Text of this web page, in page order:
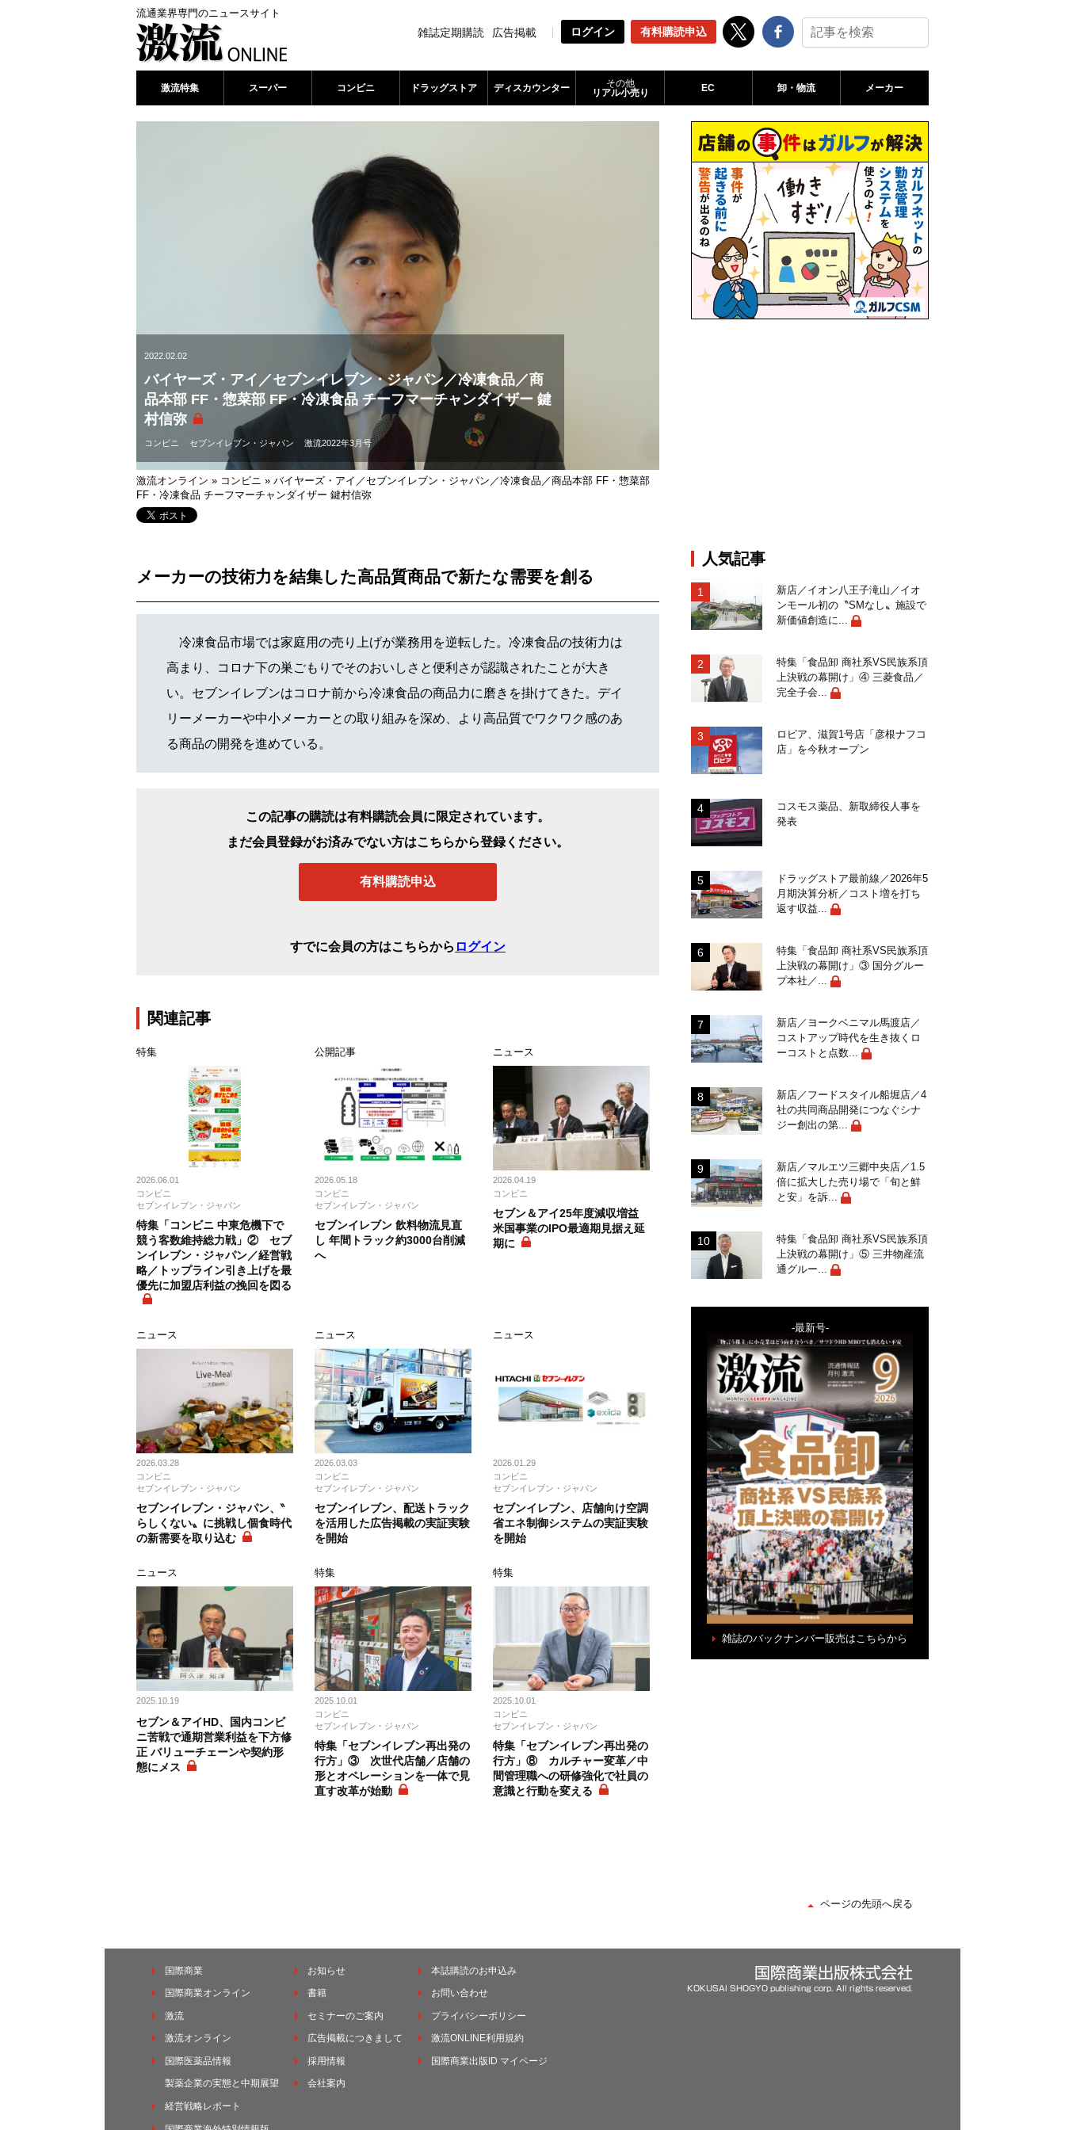
流通業界専門のニュースサイト
雑誌定期購読 広告掲載 ログイン 有料購読申込
激流特集 スーパー コンビニ ドラッグストア ディスカウンター
その他
リアル小売り
EC 卸・物流 メーカー
2022.02.02
バイヤーズ・アイ／セブンイレブン・ジャパン／冷凍食品／商
品本部 FF・惣菜部 FF・冷凍食品 チーフマーチャンダイザー 鍵
村信弥
コンビニ セブンイレブン・ジャパン 激流2022年3月号
激流オンライン » コンビニ » バイヤーズ・アイ／セブンイレブン・ジャパン／冷凍食品／商品本部 FF・惣菜部
FF・冷凍食品 チーフマーチャンダイザー 鍵村信弥
メーカーの技術力を結集した高品質商品で新たな需要を創る
冷凍食品市場では家庭用の売り上げが業務用を逆転した。冷凍食品の技術力は
高まり、コロナ下の巣ごもりでそのおいしさと便利さが認識されたことが大き
い。セブンイレブンはコロナ前から冷凍食品の商品力に磨きを掛けてきた。デイ
リーメーカーや中小メーカーとの取り組みを深め、より高品質でワクワク感のあ
る商品の開発を進めている。
この記事の購読は有料購読会員に限定されています。
まだ会員登録がお済みでない方はこちらから登録ください。
有料購読申込
すでに会員の方はこちらから ログイン
関連記事
特集
2026.06.01
コンビニ
セブンイレブン・ジャパン
特集「コンビニ 中東危機下で
競う客数維持総力戦」② セブ
ンイレブン・ジャパン／経営戦
略／トップライン引き上げを最
優先に加盟店利益の挽回を図る
公開記事
2026.05.18
コンビニ
セブンイレブン・ジャパン
セブンイレブン 飲料物流見直
し 年間トラック約3000台削減
へ
ニュース
2026.04.19
コンビニ
セブン＆アイ25年度減収増益
米国事業のIPO最適期見据え延
期に
ニュース
2026.03.28
コンビニ
セブンイレブン・ジャパン
セブンイレブン・ジャパン、‶
らしくない〟に挑戦し個食時代
の新需要を取り込む
ニュース
2026.03.03
コンビニ
セブンイレブン・ジャパン
セブンイレブン、配送トラック
を活用した広告掲載の実証実験
を開始
ニュース
2026.01.29
コンビニ
セブンイレブン・ジャパン
セブンイレブン、店舗向け空調
省エネ制御システムの実証実験
を開始
ニュース
2025.10.19
セブン＆アイHD、国内コンビ
ニ苦戦で通期営業利益を下方修
正 バリューチェーンや契約形
態にメス
特集
2025.10.01
コンビニ
セブンイレブン・ジャパン
特集「セブンイレブン再出発の
行方」③ 次世代店舗／店舗の
形とオペレーションを一体で見
直す改革が始動
特集
2025.10.01
コンビニ
セブンイレブン・ジャパン
特集「セブンイレブン再出発の
行方」⑧ カルチャー変革／中
間管理職への研修強化で社員の
意識と行動を変える
人気記事
新店／イオン八王子滝山／イオ
ンモール初の〝SMなし〟施設で
新価値創造に...
特集「食品卸 商社系VS民族系頂
上決戦の幕開け」④ 三菱食品／
完全子会...
ロピア、滋賀1号店「彦根ナフコ
店」を今秋オープン
コスモス薬品、新取締役人事を
発表
ドラッグストア最前線／2026年5
月期決算分析／コスト増を打ち
返す収益...
特集「食品卸 商社系VS民族系頂
上決戦の幕開け」③ 国分グルー
プ本社／...
新店／ヨークベニマル馬渡店／
コストアップ時代を生き抜くロ
ーコストと点数...
新店／フードスタイル船堀店／4
社の共同商品開発につなぐシナ
ジー創出の第...
新店／マルエツ三郷中央店／1.5
倍に拡大した売り場で「旬と鮮
と安」を訴...
特集「食品卸 商社系VS民族系頂
上決戦の幕開け」⑤ 三井物産流
通グルー...
-最新号-
雑誌のバックナンバー販売はこちらから
ページの先頭へ戻る
国際商業
国際商業オンライン
激流
激流オンライン
国際医薬品情報
製薬企業の実態と中期展望
経営戦略レポート
お知らせ
書籍
セミナーのご案内
広告掲載につきまして
採用情報
会社案内
本誌購読のお申込み
お問い合わせ
プライバシーポリシー
激流ONLINE利用規約
国際商業出版ID マイページ